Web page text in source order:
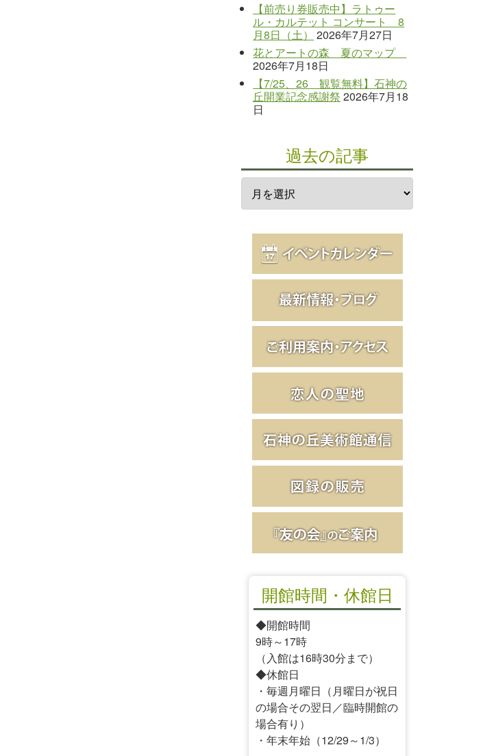
【前売り券販売中】ラトゥー
ル・カルテット コンサート 8
月8日（土）
2026年7月27日
花とアートの森 夏のマップ
2026年7月18日
【7/25、26 観覧無料】石神の
丘開業記念感謝祭 2026年7月18
日
過去の記事
開館時間・休館日
◆開館時間
9時～17時
（入館は16時30分まで）
◆休館日
・毎週月曜日（月曜日が祝日
の場合その翌日／臨時開館の
場合有り）
・年末年始（12/29～1/3）